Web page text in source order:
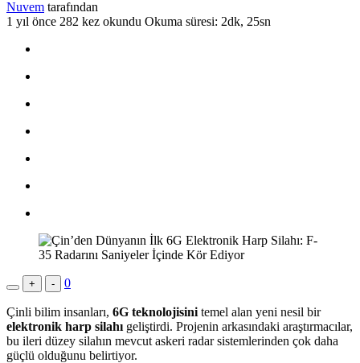
Nuvem tarafından
1 yıl önce 282 kez okundu Okuma süresi: 2dk, 25sn
+ - 0
Çinli bilim insanları, 6G teknolojisini temel alan yeni nesil bir
elektronik harp silahı geliştirdi. Projenin arkasındaki araştırmacılar,
bu ileri düzey silahın mevcut askeri radar sistemlerinden çok daha
güçlü olduğunu belirtiyor.